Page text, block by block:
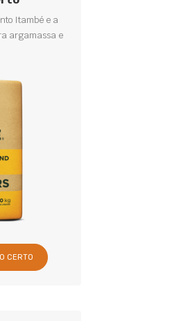
Itambé e a
argamassa e
CERTO